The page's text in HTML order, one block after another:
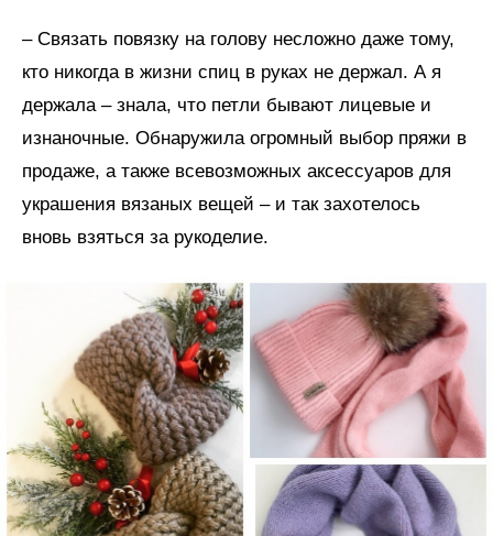
– Связать повязку на голову несложно даже тому,
кто никогда в жизни спиц в руках не держал. А я
держала – знала, что петли бывают лицевые и
изнаночные. Обнаружила огромный выбор пряжи в
продаже, а также всевозможных аксессуаров для
украшения вязаных вещей – и так захотелось
вновь взяться за рукоделие.